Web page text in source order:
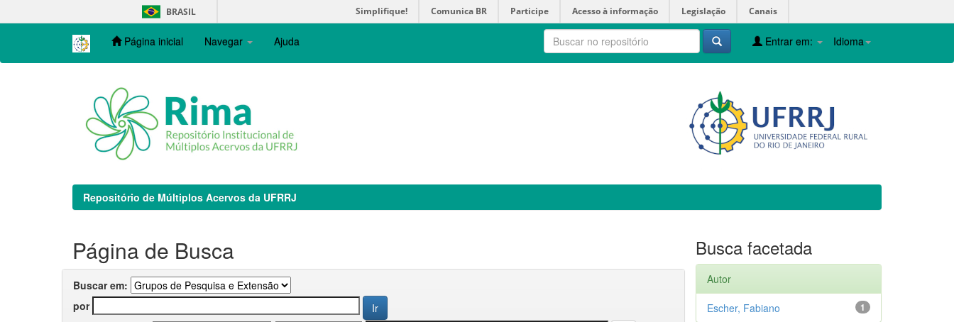
navigation
BRASIL Simplifique! Comunica BR Participe Acesso à informação Legislação Canais
Página inicial Navegar Ajuda Idioma
Entrar em:
Repositório de Múltiplos Acervos da UFRRJ
Página de Busca
Buscar em:
por
Busca facetada
Autor
1
Escher, Fabiano